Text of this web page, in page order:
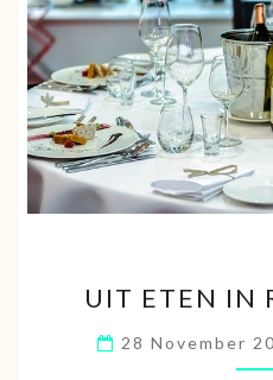
UIT ETEN IN
28 November